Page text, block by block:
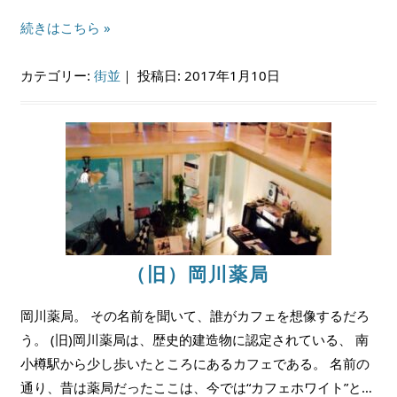
続きはこちら »
カテゴリー:街並 ｜投稿日: 2017年1月10日
（旧）岡川薬局
岡川薬局。 その名前を聞いて、誰がカフェを想像するだろ
う。 (旧)岡川薬局は、歴史的建造物に認定されている、 南
小樽駅から少し歩いたところにあるカフェである。 名前の
通り、昔は薬局だったここは、今では“カフェホワイト”と…